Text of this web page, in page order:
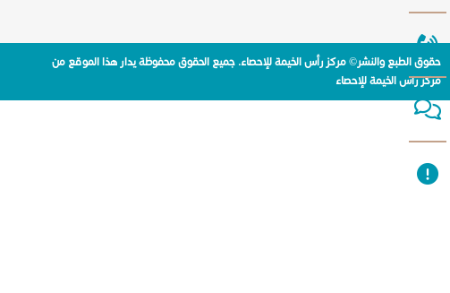
حقوق الطبع والنشر© مركز رأس الخيمة للإحصاء. جميع الحقوق محفوظة يدار هذا الموقع من
مركز راس الخيمة للإحصاء